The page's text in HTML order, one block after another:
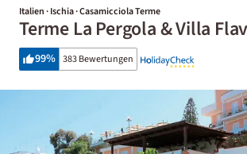
Italien · Ischia · Casamicciola Terme
Terme La Pergola & Villa
99% 383 Bewertungen